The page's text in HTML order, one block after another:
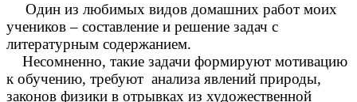
Один из любимых видов домашних работ моих
учеников – составление и решение задач с
литературным содержанием.
Несомненно, такие задачи формируют мотивацию
к обучению, требуют анализа явлений природы,
законов физики в отрывках из художественной